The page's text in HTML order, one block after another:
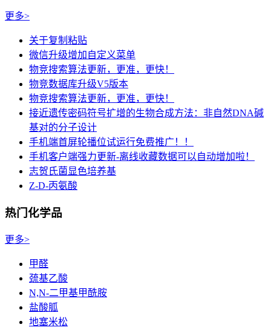
更多>
关于复制粘贴
微信升级增加自定义菜单
物竞搜索算法更新，更准，更快！
物竞数据库升级V5版本
物竞搜索算法更新，更准，更快！
接近遗传密码符号扩增的生物合成方法：非自然DNA碱
基对的分子设计
手机端首屏轮播位试运行免费推广！！
手机客户端强力更新-离线收藏数据可以自动增加啦！
志贺氏菌显色培养基
Z-D-丙氨酸
热门化学品
更多>
甲醛
巯基乙酸
N,N-二甲基甲酰胺
盐酸胍
地塞米松